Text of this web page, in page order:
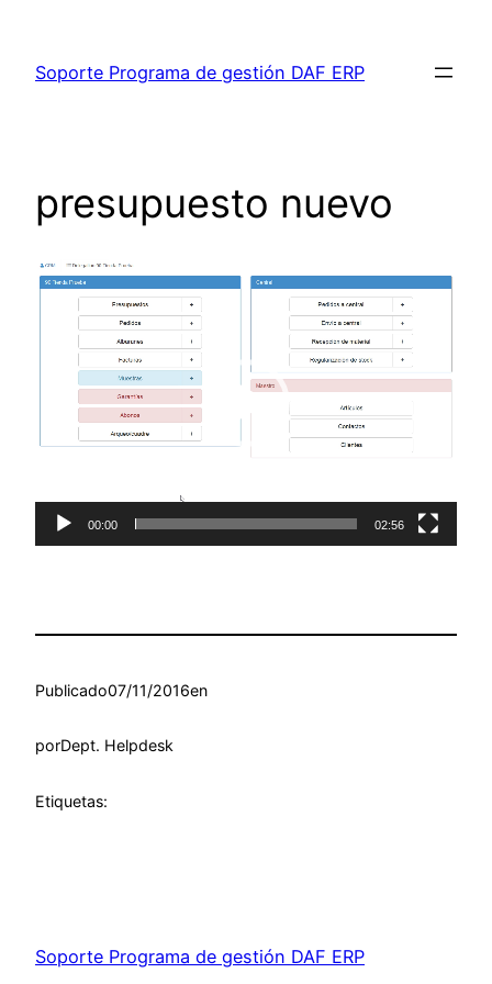
contenido
Soporte Programa de gestión DAF ERP
presupuesto nuevo
Reproductor
vídeo
00:00 02:56
Publicado07/11/2016en
porDept. Helpdesk
Etiquetas:
Soporte Programa de gestión DAF ERP